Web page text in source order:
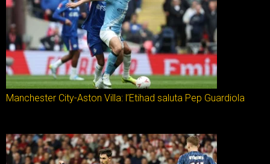
Manchester City-Aston Villa: l’Etihad saluta Pep Guardiola